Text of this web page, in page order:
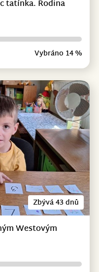
tatínka. Rodina
Vybráno 14 %
Zbývá 43 dnů
Westovým